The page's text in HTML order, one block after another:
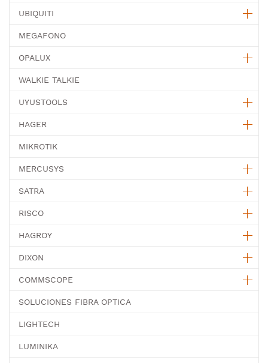
UBIQUITI
MEGAFONO
OPALUX
WALKIE TALKIE
UYUSTOOLS
HAGER
MIKROTIK
MERCUSYS
SATRA
RISCO
HAGROY
DIXON
COMMSCOPE
SOLUCIONES FIBRA OPTICA
LIGHTECH
LUMINIKA